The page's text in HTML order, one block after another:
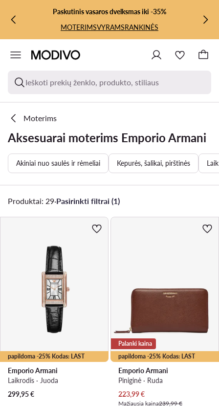
PEREITI PRIE PAGRINDINIO TURINIO
PEREITI Į PAIEŠKĄPaskutinis vasaros dvelksmas iki -35%
MOTERIMSVYRAMSRANKINĖS
Ieškoti prekių ženklo, produkto, stiliaus
Moterims
Aksesuarai moterims Emporio Armani
Akiniai nuo saulės ir rėmeliai Kepurės, šalikai, pirštinės
Produktai: 29·Pasirinkti filtrai (1)
papildoma -25% Kodas: LAST
Emporio Armani
Laikrodis · Juoda
299,95€
papildoma -25% Kodas: LAST
Palanki kaina
Emporio Armani
Piniginė · Ruda
Dabartinė kaina
223,99€
Mažiausia kaina239,99 €